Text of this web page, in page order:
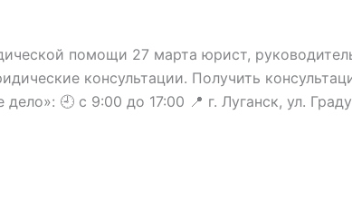
помощи 27 марта юрист,
консультации. Получить
🕘 с 9:00 до 17:00 📍 г. Луганск, ул.